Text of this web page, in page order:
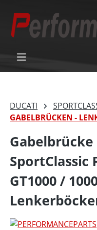
springen
DUCATI
GABELBRÜCKEN -
SportClassic
GT1000 /